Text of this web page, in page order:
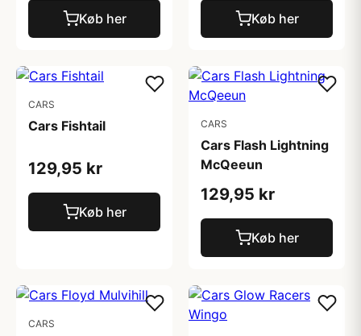
Køb her Køb her
CARS
Cars Fishtail
129,95 kr
Køb her
CARS
Cars Flash Lightning
McQeeun
129,95 kr
Køb her
CARS